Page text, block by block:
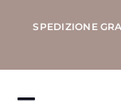
SPEDIZIONE